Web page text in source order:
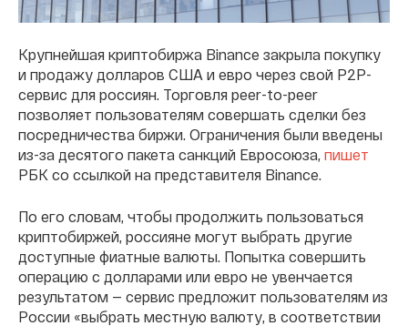
Крупнейшая криптобиржа Binance закрыла покупку
и продажу долларов США и евро через свой P2P-
сервис для россиян. Торговля peer-to-peer
позволяет пользователям совершать сделки без
посредничества биржи. Ограничения были введены
из-за десятого пакета санкций Евросоюза, пишет
РБК со ссылкой на представителя Binance.
По его словам, чтобы продолжить пользоваться
криптобиржей, россияне могут выбрать другие
доступные фиатные валюты. Попытка совершить
операцию с долларами или евро не увенчается
результатом — сервис предложит пользователям из
России «выбрать местную валюту, в соответствии